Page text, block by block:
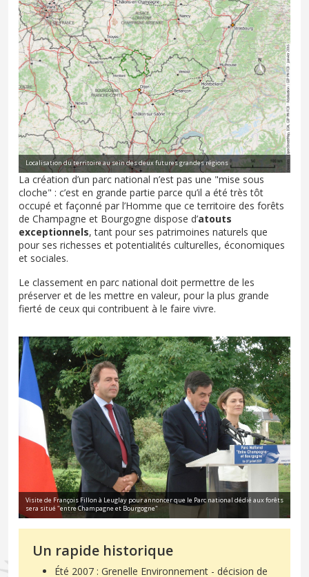
Localisation du territoire au sein des deux futures grandes régions
La création d’un parc national n’est pas une "mise sous
cloche" : c’est en grande partie parce qu’il a été très tôt
occupé et façonné par l’Homme que ce territoire des forêts
de Champagne et Bourgogne dispose d’atouts
exceptionnels, tant pour ses patrimoines naturels que
pour ses richesses et potentialités culturelles, économiques
et sociales.
Le classement en parc national doit permettre de les
préserver et de les mettre en valeur, pour la plus grande
fierté de ceux qui contribuent à le faire vivre.
Visite de François Fillon à Leuglay pour annoncer que le Parc national dédié aux forêts
sera situé "entre Champagne et Bourgogne"
Un rapide historique
Été 2007 : Grenelle Environnement - décision de